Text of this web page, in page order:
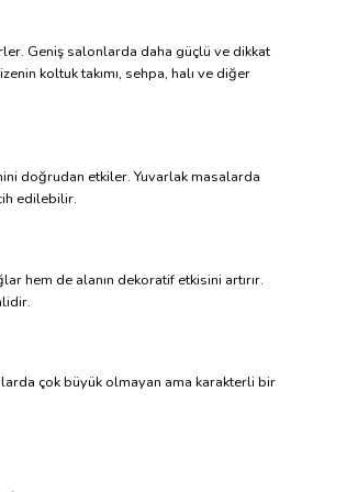
Geniş salonlarda daha güçlü ve dikkat
koltuk takımı, sehpa, halı ve diğer
doğrudan etkiler. Yuvarlak masalarda
edilebilir.
hem de alanın dekoratif etkisini artırır.
çok büyük olmayan ama karakterli bir